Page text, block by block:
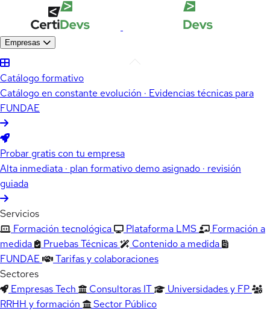
Empresas
Catálogo formativo
Catálogo en constante evolución · Evidencias técnicas para
FUNDAE
Probar gratis con tu empresa
Alta inmediata · plan formativo demo asignado · revisión
guiada
Servicios
Formación tecnológica
Plataforma LMS
Formación a
medida
Pruebas Técnicas
Contenido a medida
FUNDAE
Tarifas y colaboraciones
Sectores
Empresas Tech
Consultoras IT
Universidades y FP
RRHH y formación
Sector Público